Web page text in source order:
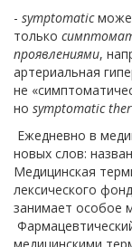
- symptomatic
только
проявлениями,
артериальная
не
но symptomatic
Ежедневно в
новых слов:
Медицинская
лексического
занимает особое